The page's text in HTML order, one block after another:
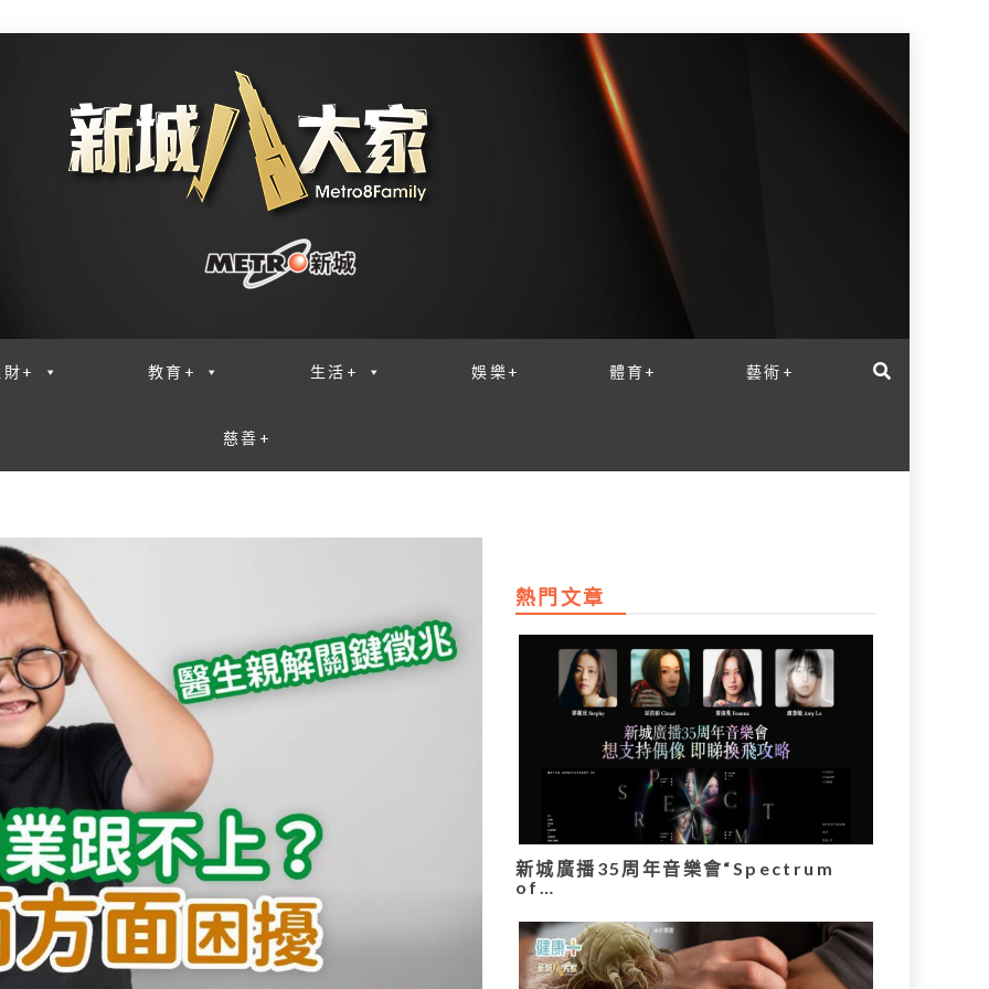
財+ 教育+ 生活+ 娛樂+ 體育+ 藝術+
慈善+
熱門文章
新城廣播35周年音樂會“Spectrum
of…